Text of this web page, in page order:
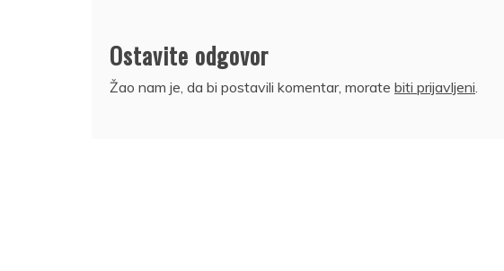
Ostavite odgovor
Žao nam je, da bi postavili komentar, morate biti prijavljeni